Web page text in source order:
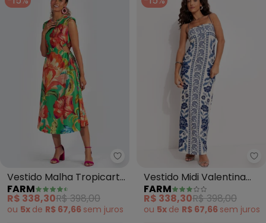
Farm - Vestido Malha
Vestido Malha Tropicarte
(Verde)
FARM
R$ 338,30R$ 398,00
ou 5x de R$ 67,66 sem juros
Vestido Midi Valentina
(Azul)
FARM
R$ 338,30R$ 398,00
ou 5x de R$ 67,66 sem juros